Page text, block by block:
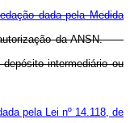
dada pela Medida
autorização da ANSN.
intermediário ou
pela Lei nº 14.118, de